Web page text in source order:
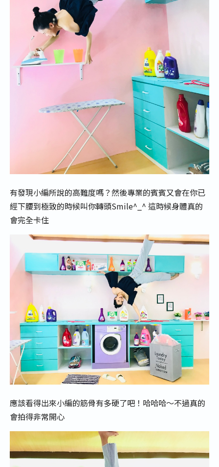
有發現小編所說的高難度嗎？然後專業的賓賓又會在你已
經下腰到極致的時候叫你轉頭Smile^_^ 這時候身體真的
會完全卡住
應該看得出來小編的筋骨有多硬了吧！哈哈哈～不過真的
會拍得非常開心